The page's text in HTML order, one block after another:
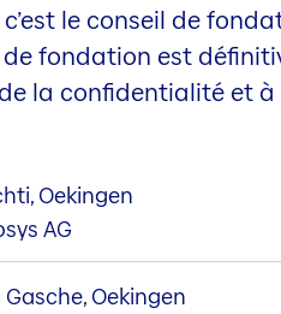
le conseil de
fondation est
la confidentialité et
Oekingen
AG
Oekingen